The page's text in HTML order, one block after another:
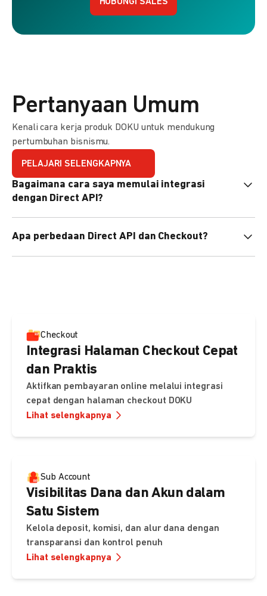
HUBUNGI SALES
Pertanyaan Umum
Kenali cara kerja produk DOKU untuk mendukung
pertumbuhan bisnismu.
PELAJARI SELENGKAPNYA
Bagaimana cara saya memulai integrasi
dengan Direct API?
pemrograman untuk membantu integrasi Anda. Pelajari
Apa perbedaan Direct API dan Checkout?
Checkout
Integrasi Halaman Checkout Cepat
dan Praktis
Aktifkan pembayaran online melalui integrasi
cepat dengan halaman checkout DOKU
Lihat selengkapnya
Sub Account
Visibilitas Dana dan Akun dalam
Satu Sistem
Kelola deposit, komisi, dan alur dana dengan
transparansi dan kontrol penuh
Lihat selengkapnya